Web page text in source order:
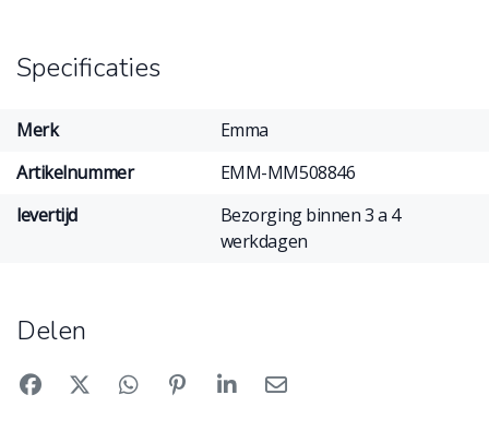
Specificaties
Merk
Emma
Artikelnummer
EMM-MM508846
levertijd
Bezorging binnen 3 a 4
werkdagen
Delen